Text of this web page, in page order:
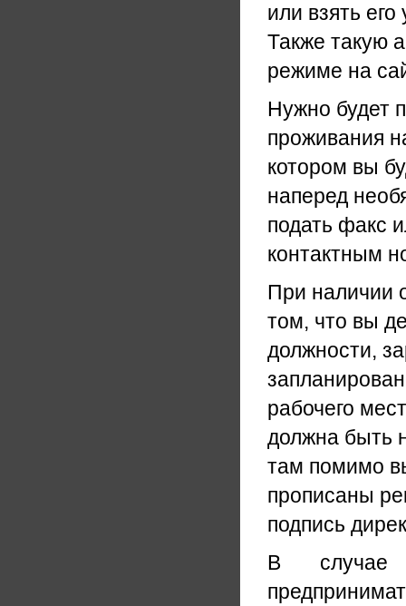
или взять
Также такую
режиме на
Нужно будет
проживания
котором вы
наперед
подать факс
контактным
При наличии
том, что вы
должности,
рабочего
должна быть
там помимо
прописаны
подпись
В случае